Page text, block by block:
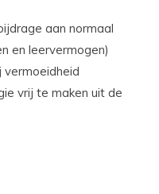
aan normaal
en leervermogen)
vermoeidheid
vrij te maken uit de